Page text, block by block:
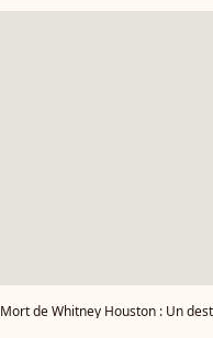
Mort de Whitney Houston : Un